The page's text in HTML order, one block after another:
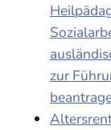
zur